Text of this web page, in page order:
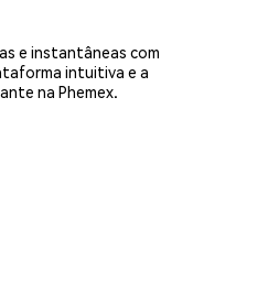
e instantâneas com
intuitiva e a
na Phemex.